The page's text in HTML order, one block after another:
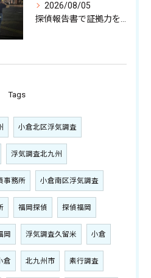
2026/08/05
Tags
小倉北区浮気調査
浮気調査北九州
事務所 小倉南区浮気調査
福岡探偵 探偵福岡
岡 浮気調査久留米 小倉
倉 北九州市 素行調査